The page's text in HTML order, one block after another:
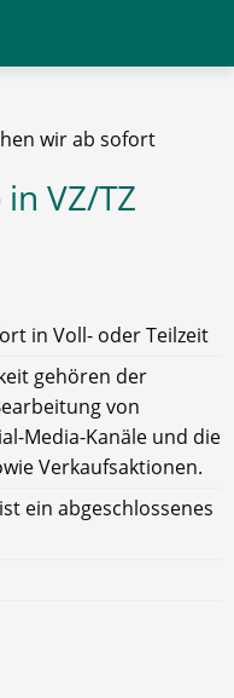
wir ab sofort
VZ/TZ
in Voll- oder Teilzeit
gehören der
von
Media-Kanäle und die
Verkaufsaktionen.
ein abgeschlossenes